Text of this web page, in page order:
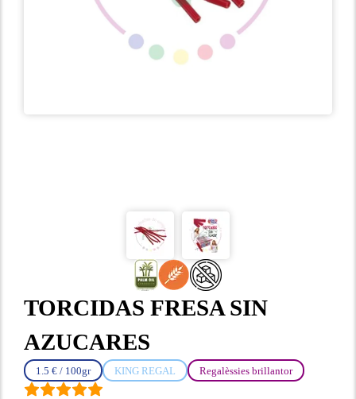
TORCIDAS FRESA SIN
AZUCARES
1.5 € / 100gr KING REGAL Regalèssies brillantor